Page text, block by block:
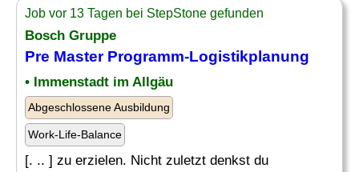
Job vor 13 Tagen bei StepStone gefunden
Bosch Gruppe
Pre Master Programm-Logistikplanung
• Immenstadt im Allgäu
Abgeschlossene Ausbildung
Work-Life-Balance
[. .. ] zu erzielen. Nicht zuletzt denkst du